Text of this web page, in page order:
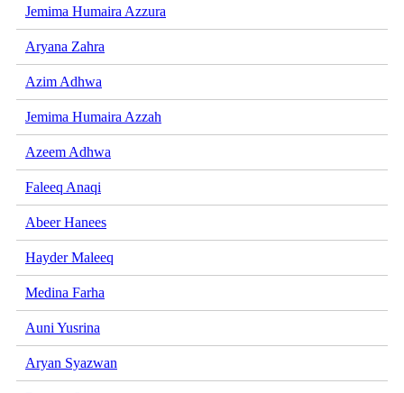
Jemima Humaira Azzura
Aryana Zahra
Azim Adhwa
Jemima Humaira Azzah
Azeem Adhwa
Faleeq Anaqi
Abeer Hanees
Hayder Maleeq
Medina Farha
Auni Yusrina
Aryan Syazwan